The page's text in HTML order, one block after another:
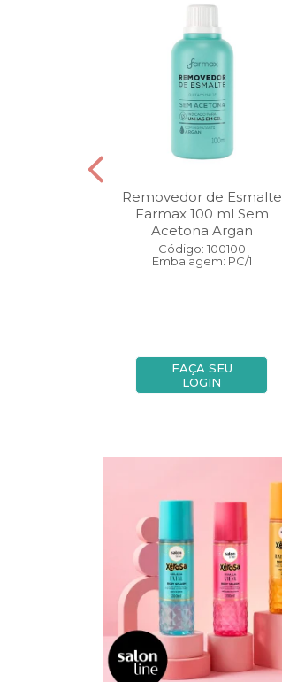
Removedor de Esmalte
Farmax 100 ml Sem
Acetona Argan
Código: 100100
Embalagem: PC/1
FAÇA SEU
LOGIN